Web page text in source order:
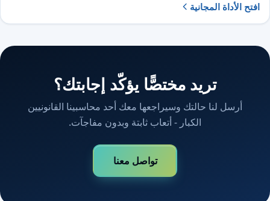
افتح الأداة المجانية
تريد مختصًّا يؤكّد إجابتك؟
أرسل لنا حالتك وسيراجعها معك أحد محاسبينا القانونيين
الكبار - أتعاب ثابتة وبدون مفاجآت.
تواصل معنا